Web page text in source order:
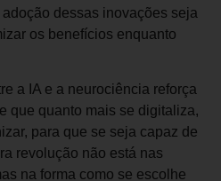
dessas inovações seja
os benefícios enquanto
a IA e a neurociência reforça
que quanto mais se digitaliza,
para que se seja capaz de
revolução não está nas
na forma como se escolhe